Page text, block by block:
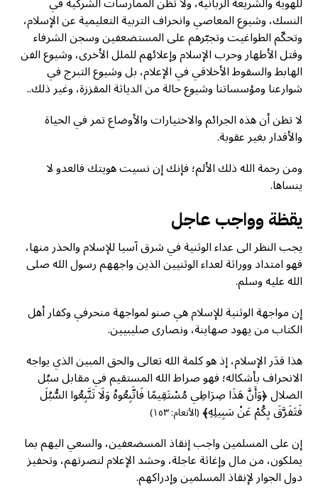
النسك، وشيوع المعاصي وانحراف التربية التعليمية عن الإسلام،
وتحكّم الطواغيت وتجبّرهم على المستضعفين وسجن الشرفاء
وقتل الأطهار وحرب الإسلام وإعلائهم للملل الأخرى، وشيوع الفن
الهابط والسقوط الأخلاقي في الإعلام، بل وشيوع التبرج في
شوارعنا ومؤسساتنا وشيوع حالة من الدياثة المقززة، وغير ذلك..
لا تظن أن هذه الجرائم والاختيارات والأوضاع تمر في الحياة
والأقدار بغير عقوبة.
ومن رحمة الله ذلك الألم؛ فإنك إن نسيت هويتك فالعدو لا
ينساها.
يقظة وواجب عاجل
يجب النظر الى عداء الوثنية في شرق آسيا للإسلام والحذر منها،
فهو امتداد ووراثة لعداء الوثنيين الذين واجههم رسول الله صلى
الله عليه وسلم.
إن مواجهة الوثنية للإسلام هي صنو لمواجهة منحرفي وكفار أهل
الكتاب من يهود صهاينة، ونصارى صليبيين.
هذا قدَر الإسلام، إذ هو كلمة الله تعالى والحق المبين الذي يواجه
الانحراف بأشكاله؛ فهو صراط الله المستقيم في مقابل سبُل
الضلال ﴿وَأَنَّ هَذَا صِرَاطِي مُسْتَقِيمًا فَاتَّبِعُوهُ وَلَا تَتَّبِعُوا السُّبُلَ
فَتَفَرَّقَ بِكُمْ عَنْ سَبِيلِهِ﴾(الأنعام: ١٥٣)
إن على المسلمين واجب إنقاذ المسضعفين، والسعي اليهم بما
يملكون، من مال وإغاثة عاجلة، وحشد الإعلام لنصرتهم، وتحفيز
دول الجوار لإنقاذ المسلمين وإدراكهم.